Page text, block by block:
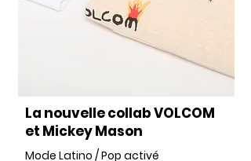
La nouvelle collab VOLCOM
et Mickey Mason
Mode Latino / Pop activé